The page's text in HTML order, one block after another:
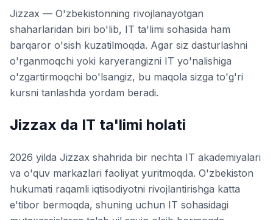
Jizzax — O'zbekistonning rivojlanayotgan
shaharlaridan biri bo'lib, IT ta'limi sohasida ham
barqaror o'sish kuzatilmoqda. Agar siz dasturlashni
o'rganmoqchi yoki karyerangizni IT yo'nalishiga
o'zgartirmoqchi bo'lsangiz, bu maqola sizga to'g'ri
kursni tanlashda yordam beradi.
Jizzax da IT ta'limi holati
2026 yilda Jizzax shahrida bir nechta IT akademiyalari
va o'quv markazlari faoliyat yuritmoqda. O'zbekiston
hukumati raqamli iqtisodiyotni rivojlantirishga katta
e'tibor bermoqda, shuning uchun IT sohasidagi